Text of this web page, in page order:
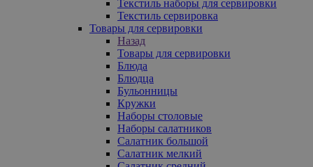
Текстиль наборы для сервировки
Текстиль сервировка
Товары для сервировки
Назад
Товары для сервировки
Блюда
Блюдца
Бульонницы
Кружки
Наборы столовые
Наборы салатников
Салатник большой
Салатник мелкий